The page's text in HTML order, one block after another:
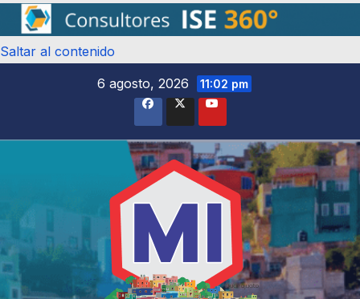
Saltar al contenido
6 agosto, 2026
11:02 pm